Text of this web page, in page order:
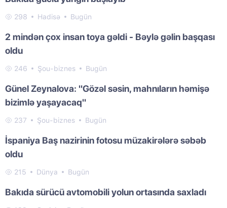
298 Hadisə Bugün
2 mindən çox insan toya gəldi - Bəylə gəlin başqası
oldu
246 Şou-biznes Bugün
Günel Zeynalova: "Gözəl səsin, mahnıların həmişə
bizimlə yaşayacaq"
237 Şou-biznes Bugün
İspaniya Baş nazirinin fotosu müzakirələrə səbəb
oldu
215 Dünya Bugün
Bakıda sürücü avtomobili yolun ortasında saxladı